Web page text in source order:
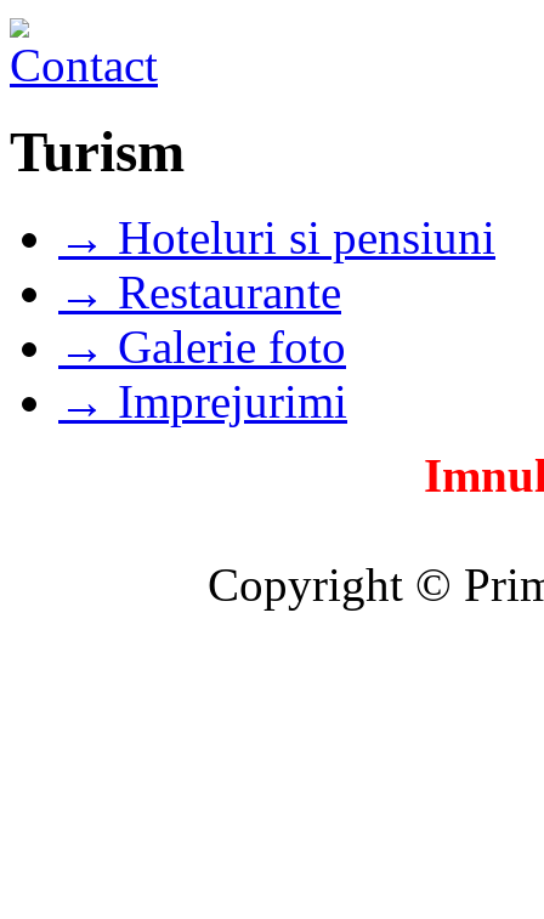
Turism
→ Hoteluri si pensiuni
→ Restaurante
→ Galerie foto
→ Imprejurimi
Copyright ©